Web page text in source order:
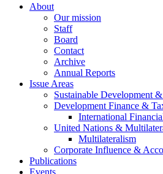
About
Our mission
Staff
Board
Contact
Archive
Annual Reports
Issue Areas
Sustainable Development
Development Finance &
International
United Nations &
Multilateralism
Corporate Influence &
Publications
Events